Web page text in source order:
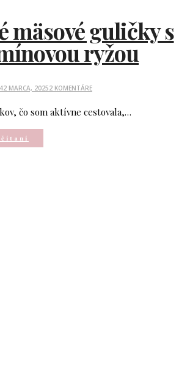
mäsové guličky s
ryžou
2 MARCA, 20252 KOMENTÁRE
čo som aktívne cestovala,…
čítaní